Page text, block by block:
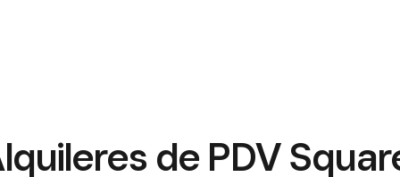
de PDV